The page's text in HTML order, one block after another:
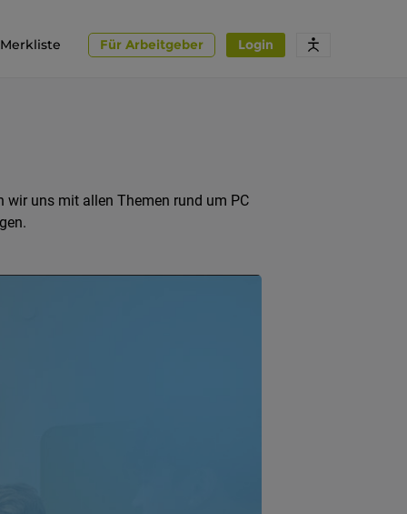
Merkliste Login
Für Arbeitgeber
wir uns mit allen Themen rund um PC